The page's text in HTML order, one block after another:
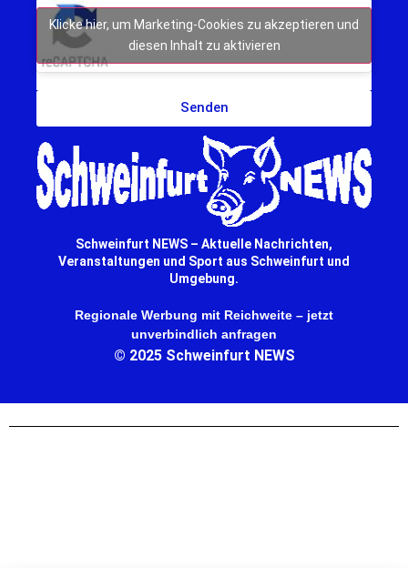
Schweinfurt NEWS – Aktuelle Nachrichten,
Veranstaltungen und Sport aus Schweinfurt und
Umgebung.
Regionale Werbung mit Reichweite – jetzt
unverbindlich anfragen
© 2025 Schweinfurt NEWS
Klicke hier, um Marketing-Cookies zu akzeptieren und
diesen Inhalt zu aktivieren
Senden